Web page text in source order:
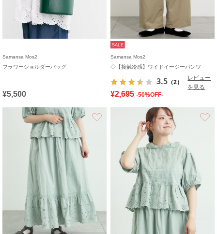
Samansa Mos2
フラワーショルダーバッグ
¥5,500
SALE
Samansa Mos2
◇【接触冷感】ワイドイージーパンツ
3.5 （2）
レビュー
を見る
¥2,695 -50%OFF-